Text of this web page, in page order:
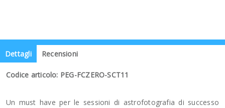
Dettagli Recensioni
Codice articolo: PEG-FCZERO-SCT11
Un must have per le sessioni di astrofotografia di successo